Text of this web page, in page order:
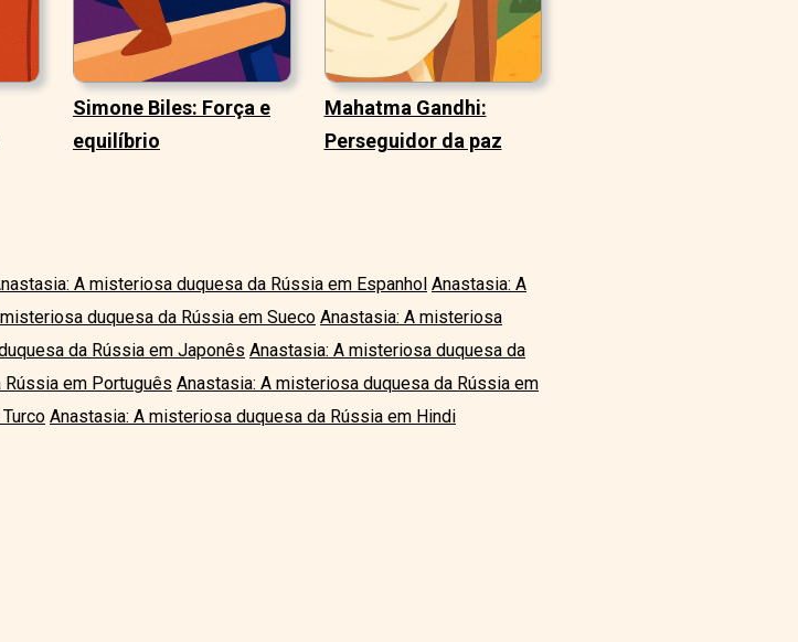
Simone Biles: Força e
equilíbrio
Mahatma Gandhi:
Perseguidor da paz
A misteriosa duquesa da Rússia em Espanhol Anastasia: A
duquesa da Rússia em Sueco Anastasia: A misteriosa
da Rússia em Japonês Anastasia: A misteriosa duquesa da
em Português Anastasia: A misteriosa duquesa da Rússia em
Anastasia: A misteriosa duquesa da Rússia em Hindi